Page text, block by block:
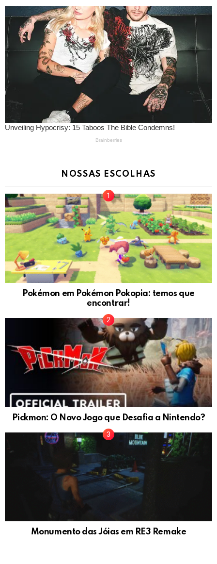
NOSSAS ESCOLHAS
Pokémon em Pokémon Pokopia: temos que
encontrar!
Pickmon: O Novo Jogo que Desafia a Nintendo?
Monumento das Jóias em RE3 Remake